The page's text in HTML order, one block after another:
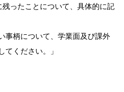
残ったことについて、具体的に記
事柄について、学業面及び課外
ください。」